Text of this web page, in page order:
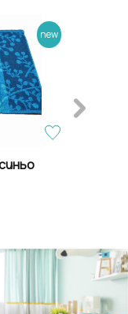
new